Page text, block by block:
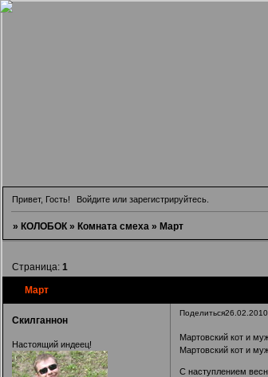
Привет, Гость! Войдите илизарегистрируйтесь
» КОЛОБОК » Комната смеха » Март
Март
Страница: 1
Поделиться
Скилганнон
Настоящий индеец!
Мартовский кот и
Мартовский кот и
С наступлением